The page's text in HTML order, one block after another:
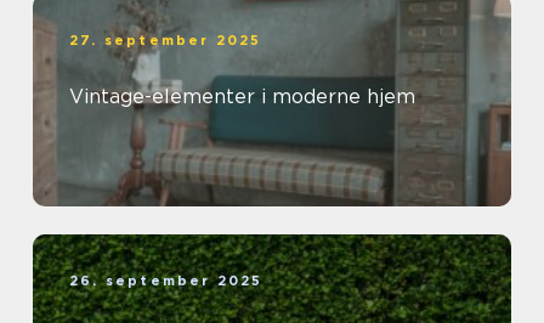
27. september 2025
Vintage-elementer i moderne hjem
26. september 2025